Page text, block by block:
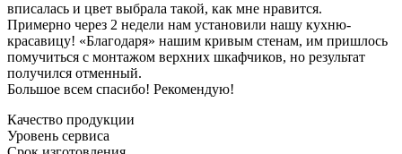
вписалась и цвет выбрала такой, как мне нравится.
Примерно через 2 недели нам установили нашу кухню-
красавицу! «Благодаря» нашим кривым стенам, им пришлось
помучиться с монтажом верхних шкафчиков, но результат
получился отменный.
Большое всем спасибо! Рекомендую!
Качество продукции
Уровень сервиса